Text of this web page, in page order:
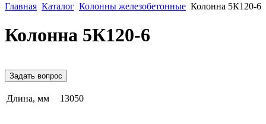
Главная Каталог Колонны железобетонные Колонна 5К120-6
Колонна 5К120-6
Задать вопрос
Длина, мм 13050